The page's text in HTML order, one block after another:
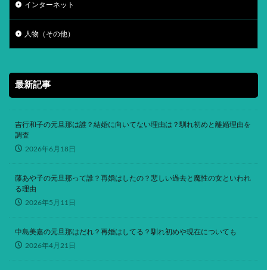
インターネット
人物（その他）
最新記事
吉行和子の元旦那は誰？結婚に向いてない理由は？馴れ初めと離婚理由を
調査
2026年6月18日
藤あや子の元旦那って誰？再婚はしたの？悲しい過去と魔性の女といわれ
る理由
2026年5月11日
中島美嘉の元旦那はだれ？再婚はしてる？馴れ初めや現在についても
2026年4月21日